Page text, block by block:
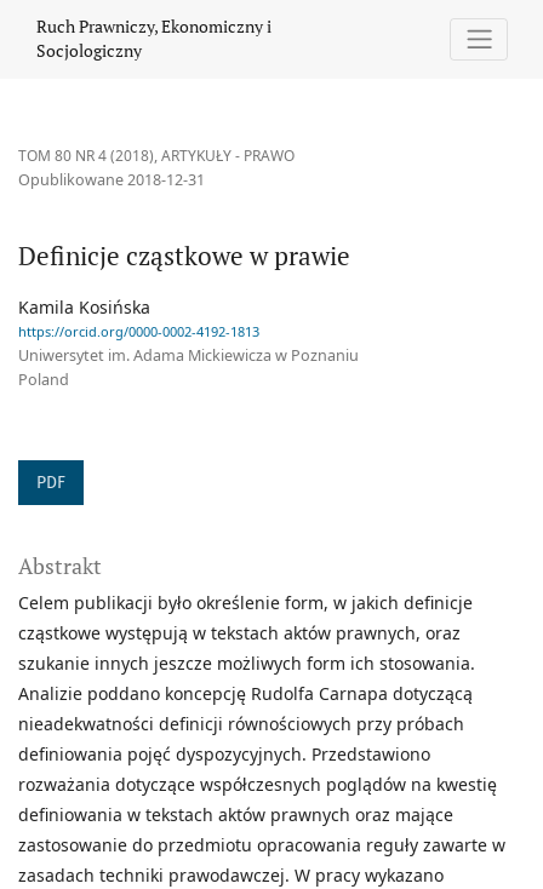
Ruch Prawniczy, Ekonomiczny i
Socjologiczny
TOM 80 NR 4 (2018),ARTYKUŁY - PRAWO
Definicje cząstkowe w prawie
Opublikowane 2018-12-31
Kamila Kosińska
https://orcid.org/0000-0002-4192-1813
Uniwersytet im. Adama Mickiewicza w Poznaniu
Poland
PDF
Abstrakt
Celem publikacji było określenie form, w jakich definicje
cząstkowe występują w tekstach aktów prawnych, oraz
szukanie innych jeszcze możliwych form ich stosowania.
Analizie poddano koncepcję Rudolfa Carnapa dotyczącą
nieadekwatności definicji równościowych przy próbach
definiowania pojęć dyspozycyjnych. Przedstawiono
rozważania dotyczące współczesnych poglądów na kwestię
definiowania w tekstach aktów prawnych oraz mające
zastosowanie do przedmiotu opracowania reguły zawarte w
zasadach techniki prawodawczej. W pracy wykazano